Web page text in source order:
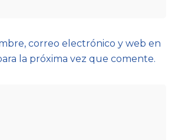
correo electrónico y web en
la próxima vez que comente.